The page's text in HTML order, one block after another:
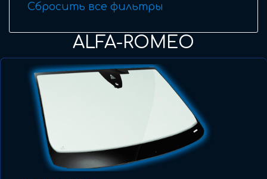
Сбросить все фильтры
ALFA-ROMEO